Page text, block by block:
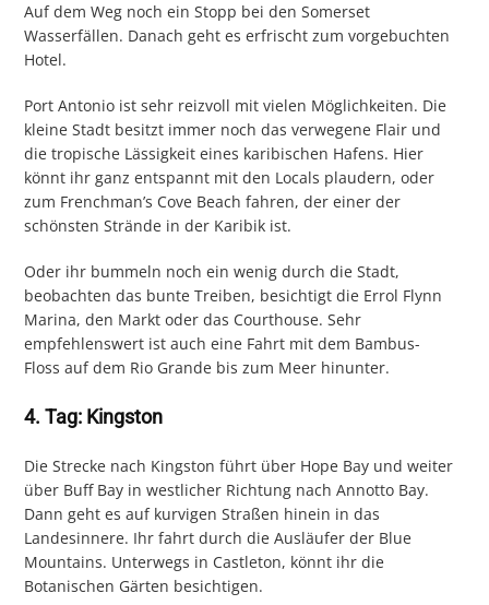
Auf dem Weg noch ein Stopp bei den Somerset
Wasserfällen. Danach geht es erfrischt zum vorgebuchten
Hotel.
Port Antonio ist sehr reizvoll mit vielen Möglichkeiten. Die
kleine Stadt besitzt immer noch das verwegene Flair und
die tropische Lässigkeit eines karibischen Hafens. Hier
könnt ihr ganz entspannt mit den Locals plaudern, oder
zum Frenchman’s Cove Beach fahren, der einer der
schönsten Strände in der Karibik ist.
Oder ihr bummeln noch ein wenig durch die Stadt,
beobachten das bunte Treiben, besichtigt die Errol Flynn
Marina, den Markt oder das Courthouse. Sehr
empfehlenswert ist auch eine Fahrt mit dem Bambus-
Floss auf dem Rio Grande bis zum Meer hinunter.
4. Tag: Kingston
Die Strecke nach Kingston führt über Hope Bay und weiter
über Buff Bay in westlicher Richtung nach Annotto Bay.
Dann geht es auf kurvigen Straßen hinein in das
Landesinnere. Ihr fahrt durch die Ausläufer der Blue
Mountains. Unterwegs in Castleton, könnt ihr die
Botanischen Gärten besichtigen.